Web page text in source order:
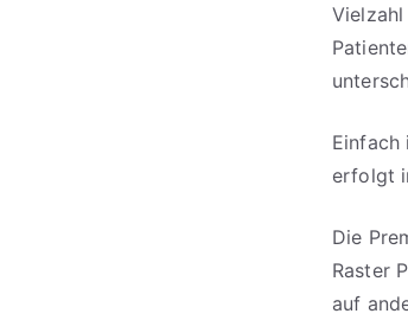
Einfach
erfolgt
Die
Raster
auf